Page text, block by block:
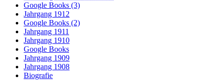
Google Books (3)
Jahrgang 1912
Google Books (2)
Jahrgang 1911
Jahrgang 1910
Google Books
Jahrgang 1909
Jahrgang 1908
Biografie